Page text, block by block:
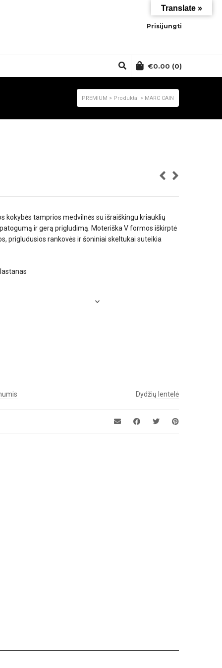
Prisijungti
€0.00 (0)
PREMIUM > Produktai > MARC CAIN
kokybės tamprios medvilnės su išraiškingu kriauklių
ir gerą prigludimą. Moteriška V formos iškirptė
prigludusios rankovės ir šoniniai skeltukai suteikia
Dydžių lentelė
Translate »